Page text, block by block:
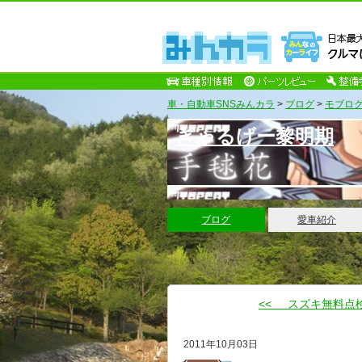
車・自動車SNSみんカラ > ブログ > モブロ
ぎゃるげー黎明期
ブログ 愛車紹介
<< スズキ無料点
2011年10月03日